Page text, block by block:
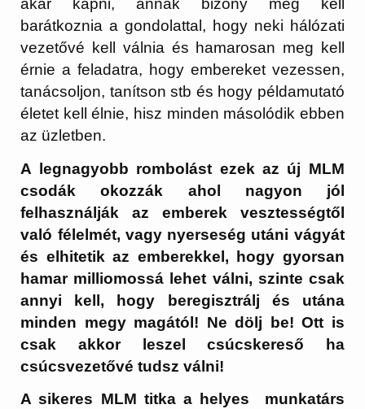
akar kapni, annak bizony meg kell
barátkoznia a gondolattal, hogy neki hálózati
vezetővé kell válnia és hamarosan meg kell
érnie a feladatra, hogy embereket vezessen,
tanácsoljon, tanítson stb és hogy példamutató
életet kell élnie, hisz minden másolódik ebben
az üzletben.
A legnagyobb rombolást ezek az új MLM
csodák okozzák ahol nagyon jól
felhasználják az emberek vesztességtől
való félelmét, vagy nyerseség utáni vágyát
és elhitetik az emberekkel, hogy gyorsan
hamar milliomossá lehet válni, szinte csak
annyi kell, hogy beregisztrálj és utána
minden megy magától! Ne dölj be! Ott is
csak akkor leszel csúcskereső ha
csúcsvezetővé tudsz válni!
A sikeres MLM titka a helyes munkatárs